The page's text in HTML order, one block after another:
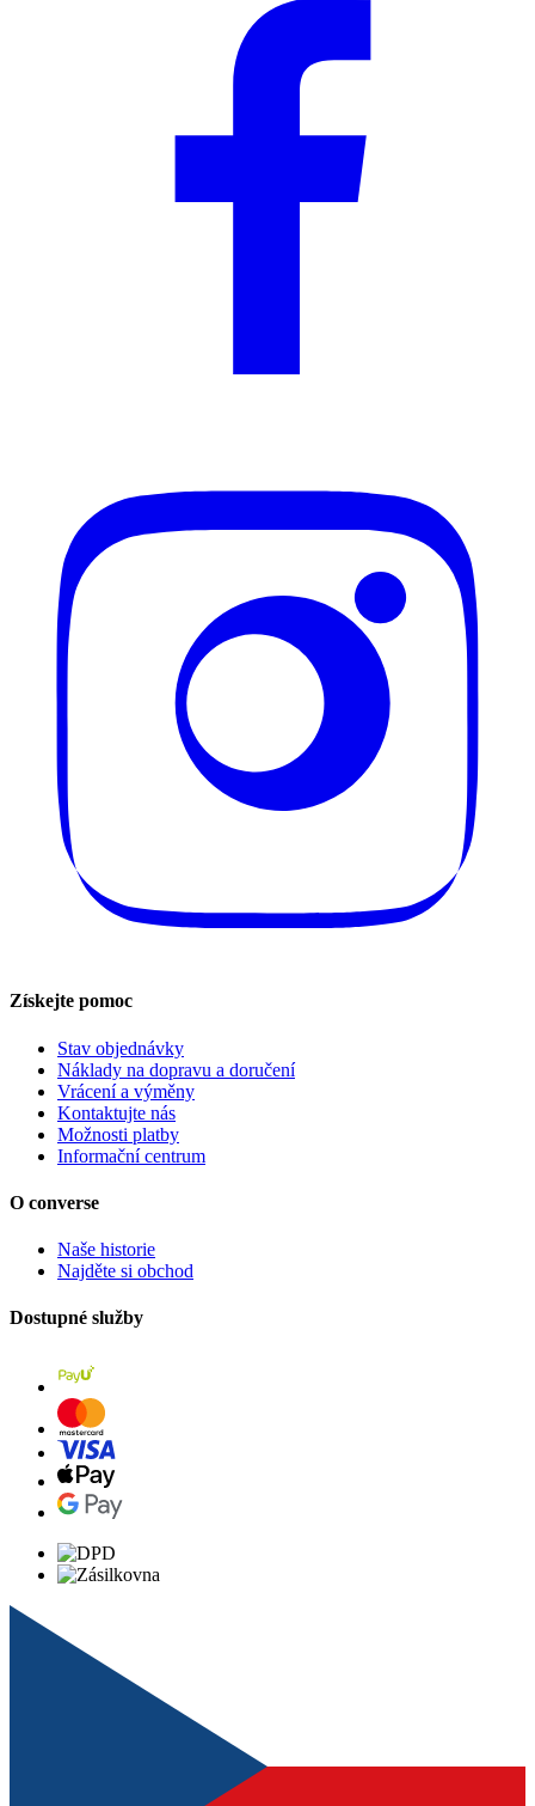
Získejte pomoc
Stav objednávky
Náklady na dopravu a doručení
Vrácení a výměny
Kontaktujte nás
Možnosti platby
Informační centrum
O converse
Naše historie
Najděte si obchod
Dostupné služby